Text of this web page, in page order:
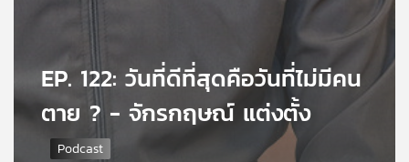
วิทยุ
ไทย
EP. 122: วันที่ดีที่สุดคือวันที่ไม่มีคน
ตาย ? - จักรกฤษณ์ แต่งตั้ง